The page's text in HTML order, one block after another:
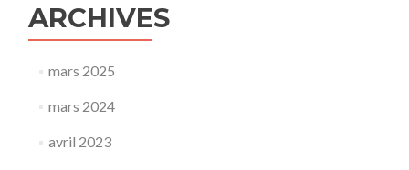
ARCHIVES
mars 2025
mars 2024
avril 2023